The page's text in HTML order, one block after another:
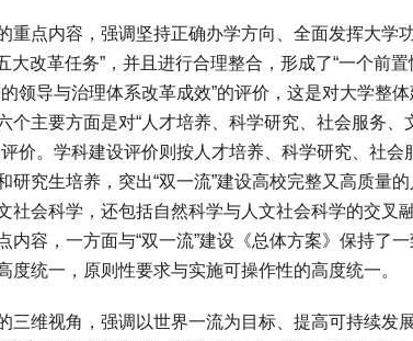
点内容，强调坚持正确办学方向、全面发挥大学功
大改革任务”，并且进行合理整合，形成了“一个前
领导与治理体系改革成效”的评价，这是对大学整
个主要方面是对“人才培养、科学研究、社会服务
价。学科建设评价则按人才培养、科学研究、社
研究生培养，突出“双一流”建设高校完整又高质量
社会科学，还包括自然科学与人文社会科学的交叉
内容，一方面与“双一流”建设《总体方案》保持了
度统一，原则性要求与实施可操作性的高度统一。
视角，强调以世界一流为目标、提高可持续发展